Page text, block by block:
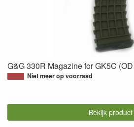
G&G 330R Magazine for GK5C
Niet meer op voorraad
Bekijk product